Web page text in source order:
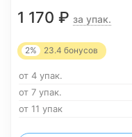
1 170 ₽ за упак.
2% 23.4 бонусов
от 4 упак.
от 7 упак.
от 11 упак